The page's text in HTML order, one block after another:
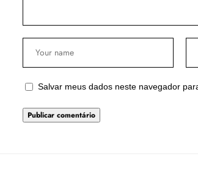
Salvar meus dados neste navegador